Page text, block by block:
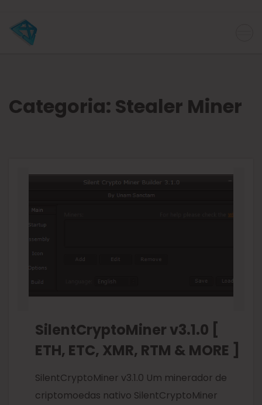
Categoria: Stealer Miner
SilentCryptoMiner v3.1.0 [
ETH, ETC, XMR, RTM & MORE ]
SilentCryptoMiner v3.1.0 Um minerador de
criptomoedas nativo SilentCryptoMiner